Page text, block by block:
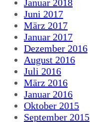
Januar 2018
Juni 2017
März 2017
Januar 2017
Dezember 2016
August 2016
Juli 2016
März 2016
Januar 2016
Oktober 2015
September 2015